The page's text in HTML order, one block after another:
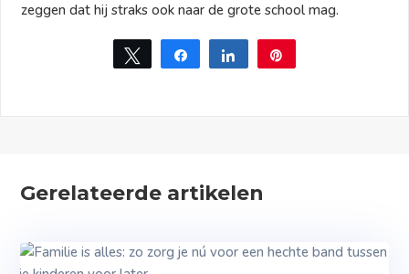
zeggen dat hij straks ook naar de grote school mag.
Tweet Share Share
Gerelateerde artikelen